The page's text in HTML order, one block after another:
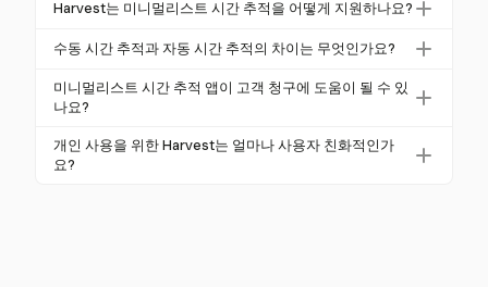
한 시간 사용 데이터를 제공하여 시간 낭비 습관을 식
관리하는 데 도움이 되는 핵심 시간 추적 및 기본 보고
Harvest는 미니멀리스트 시간 추적을 어떻게 지원하나요?
Harvest는 클릭 한 번으로 시작/중지 타이머, 상세 보고
하고 효과적으로 만듭니다.
수동 시간 추적과 자동 시간 추적의 차이는 무엇인가요?
수동 추적은 사용자가 타이머를 시작/중지하거나 시간
을 소급하여 입력해야 하는 반면, 자동 추적은 앱 사용
데 도움이 되며, 수동 입력은 더 큰 제어를 제공합니다.
미니멀리스트 시간 추적 앱이 고객 청구에 도움이 될 수 있
나요?
네, 청구 가능한 시간을 추적하고 정확한 고객 청구를
위한 보고서를 생성할 수 있습니다. 예를 들어, Harvest
개인 사용을 위한 Harvest는 얼마나 사용자 친화적인가
요?